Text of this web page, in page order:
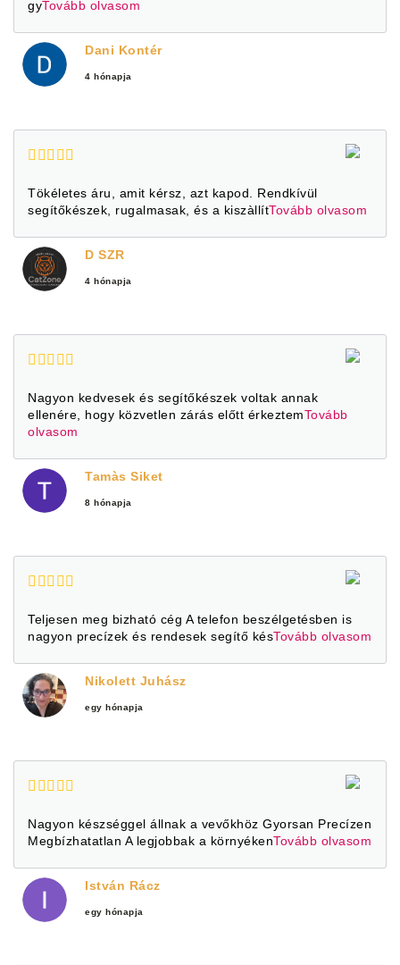
gyTovább olvasom
Dani Kontér
4 hónapja
Tökéletes áru, amit kérsz, azt kapod. Rendkívül
segítőkészek, rugalmasak, és a kiszàllítTovább olvasom
D SZR
4 hónapja
Nagyon kedvesek és segítőkészek voltak annak
ellenére, hogy közvetlen zárás előtt érkeztemTovább
olvasom
Tamàs Siket
8 hónapja
Teljesen meg bizható cég A telefon beszélgetésben is
nagyon precízek és rendesek segítő késTovább olvasom
Nikolett Juhász
egy hónapja
Nagyon készséggel állnak a vevőkhöz Gyorsan Precízen
Megbízhatatlan A legjobbak a környékenTovább olvasom
István Rácz
egy hónapja